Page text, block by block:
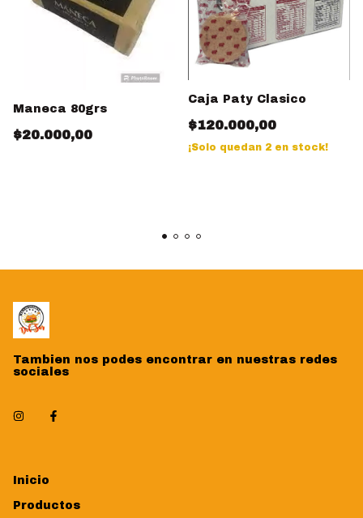
Maneca 80grs
$20.000,00
Caja Paty Clasico
$120.000,00
¡Solo quedan 2 en stock!
Tambien nos podes encontrar en nuestras redes
sociales
Inicio
Productos